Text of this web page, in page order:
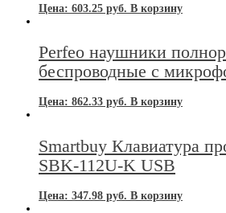
Цена: 603.25 руб. В корзину
Perfeo наушники
беспроводные с
Цена: 862.33 руб. В корзину
Smartbuy Клавиатура
SBK-112U-K USB
Цена: 347.98 руб. В корзину